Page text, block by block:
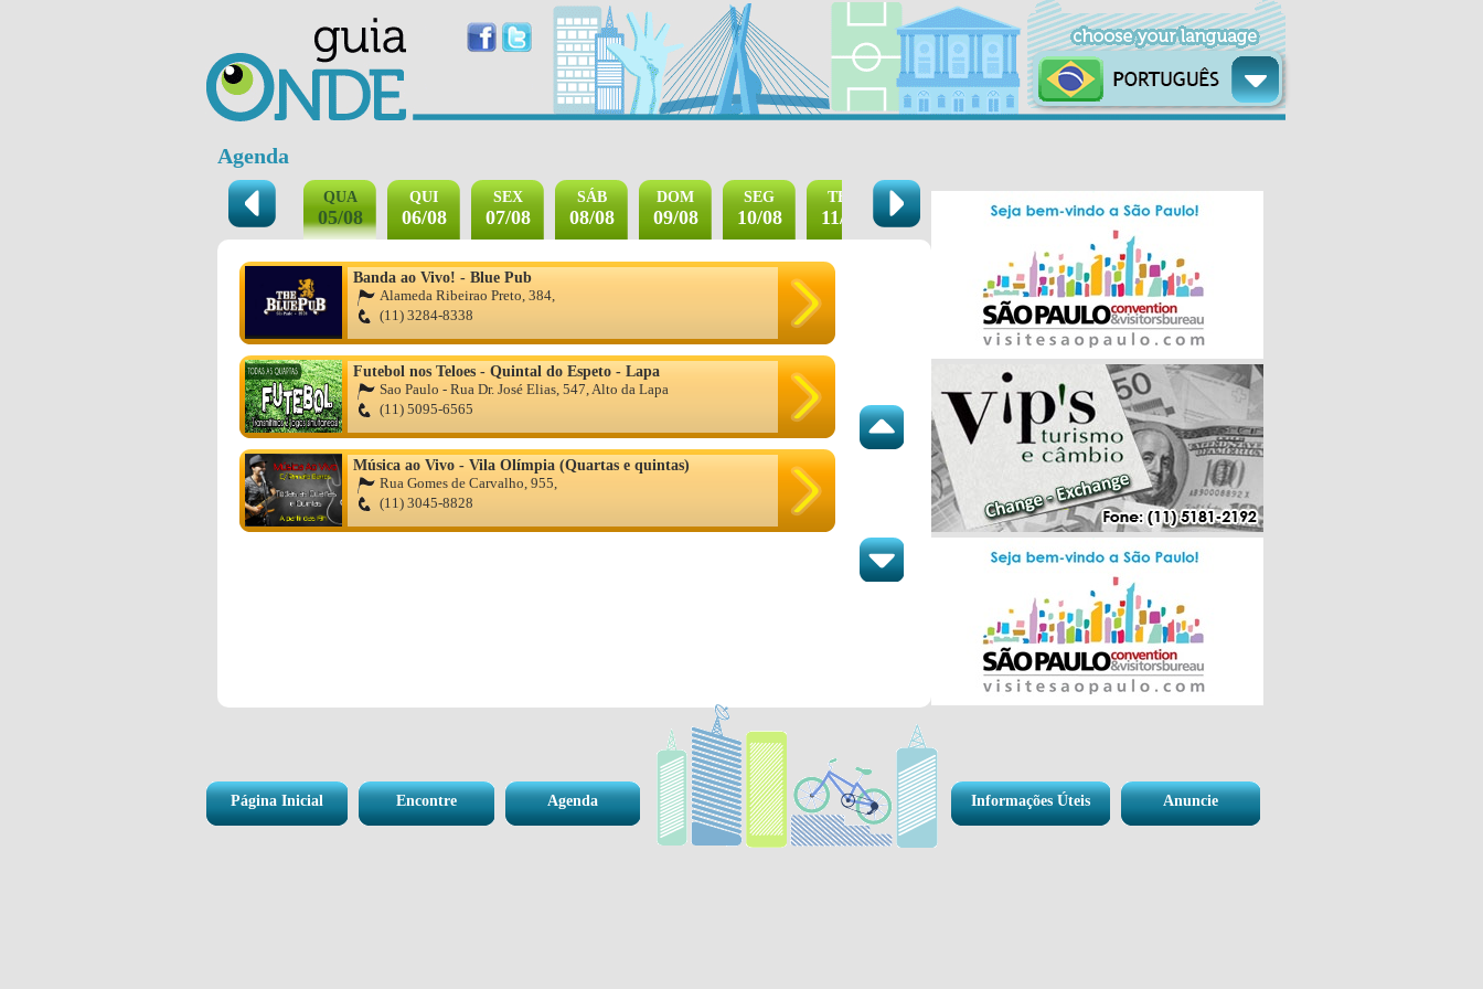
Agenda
QUA
05/08
QUI
06/08
SEX
07/08
SÁB
08/08
DOM
09/08
SEG
10/08
TER
11/08
QUA
12/08 13/08 14/08 15/08
Banda ao Vivo! - Blue Pub
Alameda Ribeirao Preto, 384,
(11) 3284-8338
Futebol nos Teloes - Quintal do Espeto - Lapa
Sao Paulo - Rua Dr. José Elias, 547, Alto da Lapa
(11) 5095-6565
Música ao Vivo - Vila Olímpia (Quartas e quintas)
Rua Gomes de Carvalho, 955,
(11) 3045-8828
Página Inicial Encontre Agenda Informações Úteis Anuncie